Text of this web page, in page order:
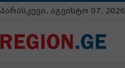
პარასკევი, აგვისტო 07, 2026